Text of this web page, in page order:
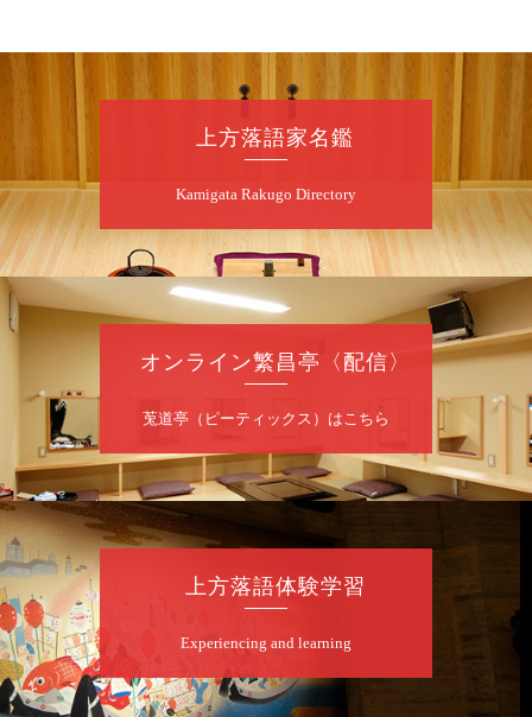
小鯛／笑福亭恭瓶／渡辺あきら（ジャグリン
グ）／桂雀三郎（※…配信はございません）
★菟道亭配信あり
9月26日（土）
昼席：番組案内
桂おとめ※／桂ちきん※／桂八十八／吉田光
華（乙女文楽）／林家染太／桂文昇～仲入～
桂阿か枝／笑福亭恭瓶／渡辺あきら（ジャグ
リング）／桂雀三郎（※…配信はございませ
★菟道亭配信あり
昼
10月13日（火）
昼席：番組案内
桂健枝郎／桂弥っこ／桂米之助／春野恵子
（浪曲・曲師：藤初雪）／林家染太／笑福亭
メディマジック）／笑福亭福笑
★菟道亭配信あり
上方落語家名鑑
Kamigata Rakugo Directory
オンライン繁昌亭〈配信〉
莵道亭（ピーティックス）はこちら
上方落語体験学習
Experiencing and learning